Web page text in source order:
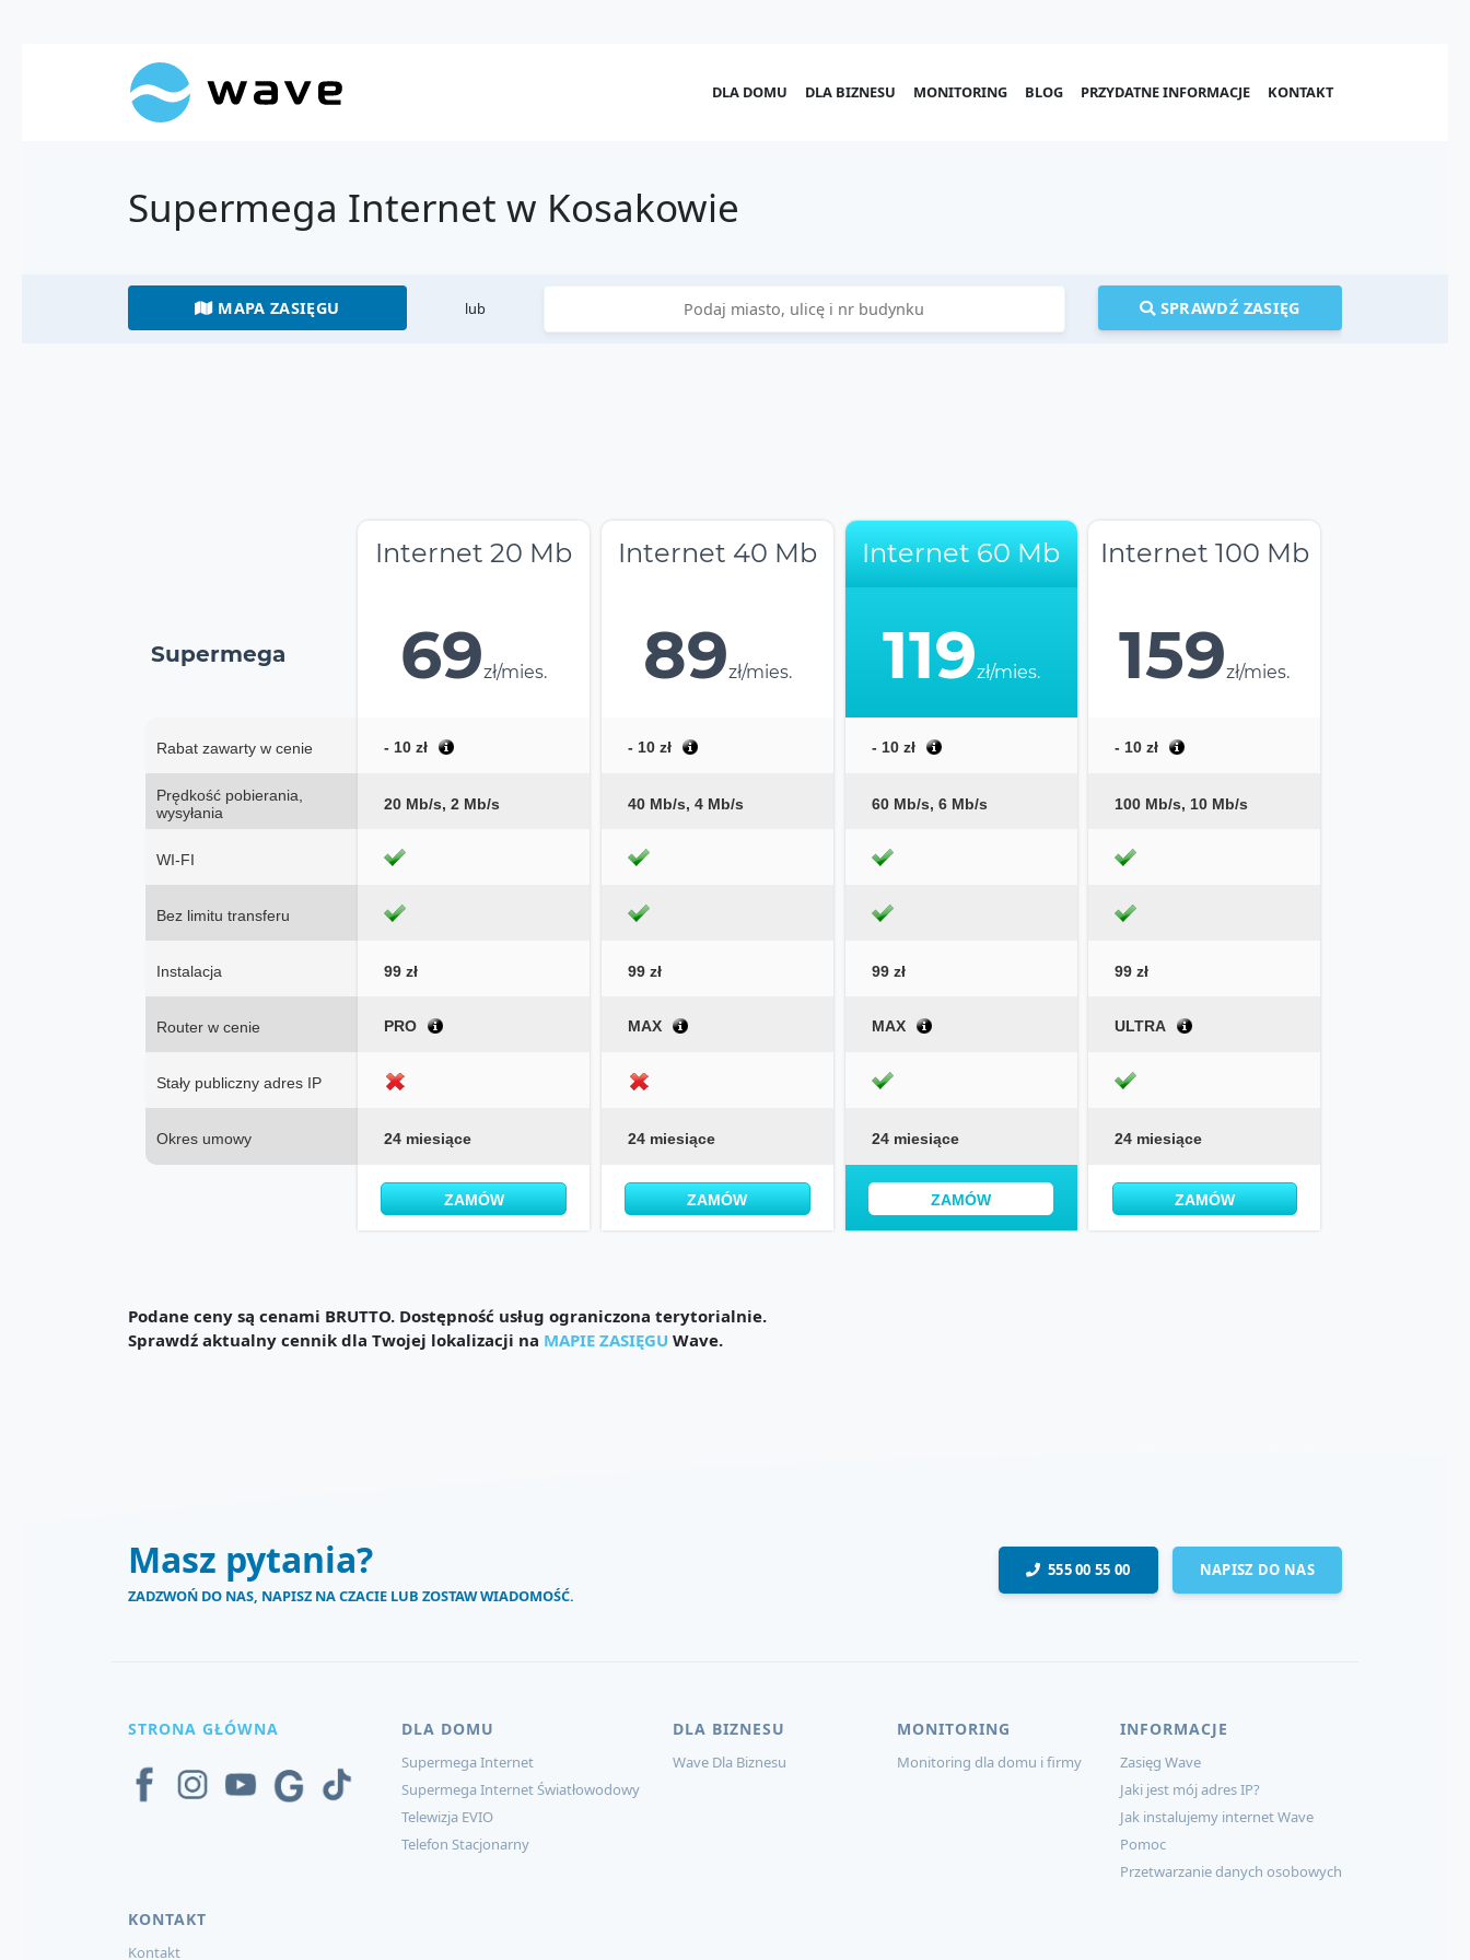
DLA DOMU DLA BIZNESU MONITORING BLOG PRZYDATNE INFORMACJE KONTAKT
Supermega Internet w Kosakowie
MAPA ZASIĘGU lub SPRAWDŹ ZASIĘG
Supermega
Rabat zawarty w cenie
Prędkość pobierania,
wysyłania
WI-FI
Bez limitu transferu
Instalacja
Router w cenie
Stały publiczny adres IP
Okres umowy
Internet 20 Mb
69zł/mies.
- 10 zł
20 Mb/s, 2 Mb/s
99 zł
PRO
24 miesiące
ZAMÓW
Internet 40 Mb
89zł/mies.
- 10 zł
40 Mb/s, 4 Mb/s
99 zł
MAX
24 miesiące
ZAMÓW
Internet 60 Mb
119zł/mies.
- 10 zł
60 Mb/s, 6 Mb/s
99 zł
MAX
24 miesiące
ZAMÓW
Internet 100 Mb
159zł/mies.
- 10 zł
100 Mb/s, 10 Mb/s
99 zł
ULTRA
24 miesiące
ZAMÓW
Podane ceny są cenami BRUTTO. Dostępność usług ograniczona terytorialnie.
Sprawdź aktualny cennik dla Twojej lokalizacji na MAPIE ZASIĘGU Wave.
Masz pytania?
ZADZWOŃ DO NAS, NAPISZ NA CZACIE LUB ZOSTAW WIADOMOŚĆ.
555 00 55 00 NAPISZ DO NAS
STRONA GŁÓWNA DLA DOMU
Supermega Internet
Supermega Internet Światłowodowy
Telewizja EVIO
Telefon Stacjonarny
DLA BIZNESU
Wave Dla Biznesu
MONITORING
Monitoring dla domu i firmy
INFORMACJE
Zasięg Wave
Jaki jest mój adres IP?
Jak instalujemy internet Wave
Pomoc
Przetwarzanie danych osobowych
KONTAKT
Kontakt